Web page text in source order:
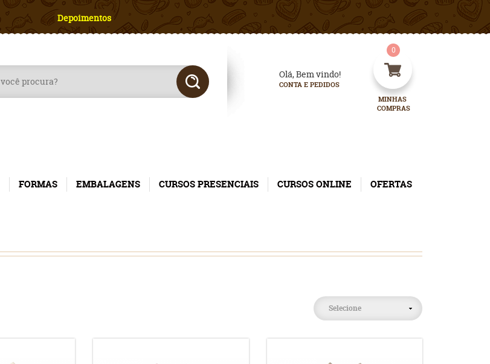
Depoimentos
Olá, Bem vindo!
CONTA E PEDIDOS
MINHAS
COMPRAS
0
FORMAS EMBALAGENS CURSOS PRESENCIAIS CURSOS ONLINE OFERTAS
Selecione